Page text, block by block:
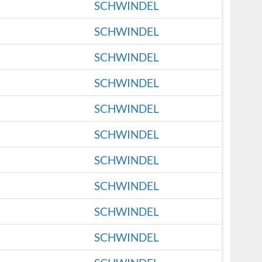
SCHWINDEL
SCHWINDEL
SCHWINDEL
SCHWINDEL
SCHWINDEL
SCHWINDEL
SCHWINDEL
SCHWINDEL
SCHWINDEL
SCHWINDEL